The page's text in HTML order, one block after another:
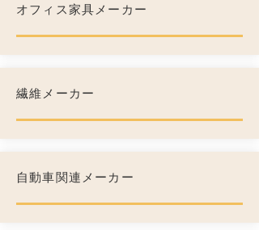
オフィス家具メーカー
繊維メーカー
自動車関連メーカー